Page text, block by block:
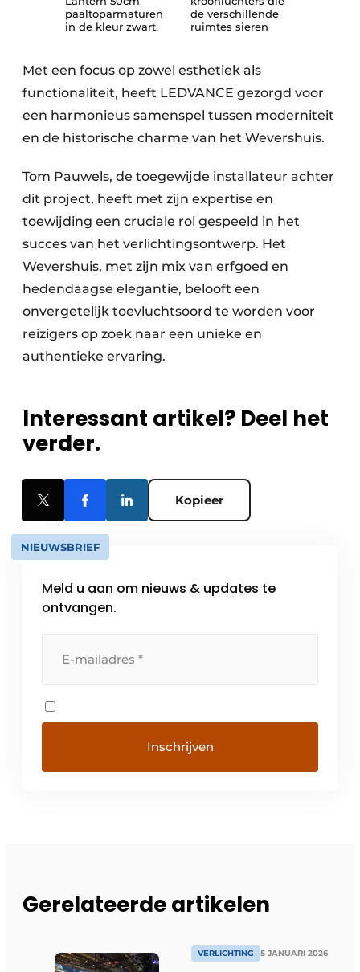
paaltoparmaturen
in de kleur zwart.
de verschillende
ruimtes sieren
Met een focus op zowel esthetiek als
functionaliteit, heeft LEDVANCE gezorgd voor
een harmonieus samenspel tussen moderniteit
en de historische charme van het Wevershuis.
Tom Pauwels, de toegewijde installateur achter
dit project, heeft met zijn expertise en
toewijding een cruciale rol gespeeld in het
succes van het verlichtingsontwerp. Het
Wevershuis, met zijn mix van erfgoed en
hedendaagse elegantie, belooft een
onvergetelijk toevluchtsoord te worden voor
reizigers op zoek naar een unieke en
authentieke ervaring.
Interessant artikel? Deel het
verder.
Kopieer
NIEUWSBRIEF
Meld u aan om nieuws & updates te
ontvangen.
Gerelateerde artikelen
VERLICHTING 5 JANUARI 2026